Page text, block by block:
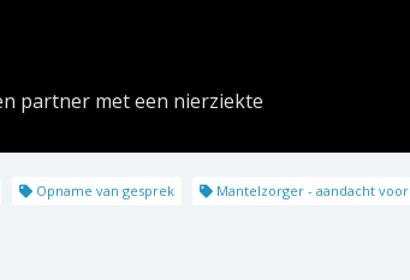
partner met een nierziekte
Opname van gesprek Mantelzorger - aandacht voor